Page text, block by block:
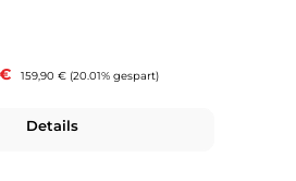
Regulärer Preis:
159,90 € (20.01% gespart)
Details